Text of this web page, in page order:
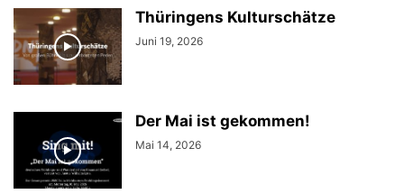
Thüringens Kulturschätze
Juni 19, 2026
Der Mai ist gekommen!
Mai 14, 2026